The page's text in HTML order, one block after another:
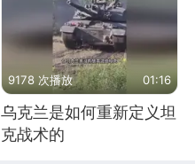
9178 次播放 01:16
乌克兰是如何重新定义坦
克战术的